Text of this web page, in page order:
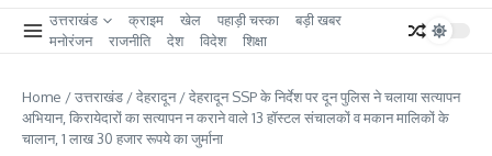
उत्तराखंड क्राइम खेल पहाड़ी चस्का
बड़ी खबर
मनोरंजन
राजनीति देश विदेश शिक्षा
Home /उत्तराखंड /देहरादून/देहरादून SSP के निर्देश पर दून पुलिस ने चलाया सत्यापन
अभियान, किरायेदारों का सत्यापन न कराने वाले 13 हॉस्टल संचालकों व मकान मालिकों के
चालान, 1 लाख 30 हजार रूपये का जुर्माना